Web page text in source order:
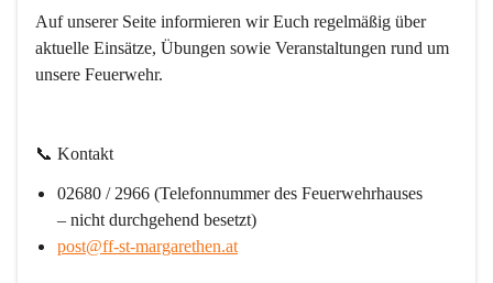
Auf unserer Seite informieren wir Euch regelmäßig über
aktuelle Einsätze, Übungen sowie Veranstaltungen rund um
unsere Feuerwehr.
📞 Kontakt
02680 / 2966 (Telefonnummer des Feuerwehrhauses
– nicht durchgehend besetzt)
post@ff-st-margarethen.at